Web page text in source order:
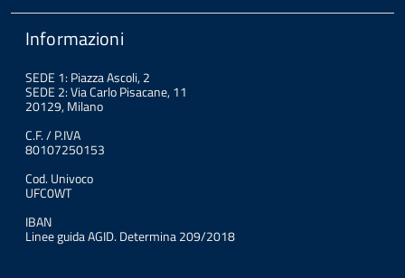
Informazioni
SEDE 1: Piazza Ascoli, 2
SEDE 2: Via Carlo Pisacane, 11
20129, Milano
C.F. / P.IVA
80107250153
Cod. Univoco
UFC0WT
IBAN
Linee guida AGID. Determina 209/2018